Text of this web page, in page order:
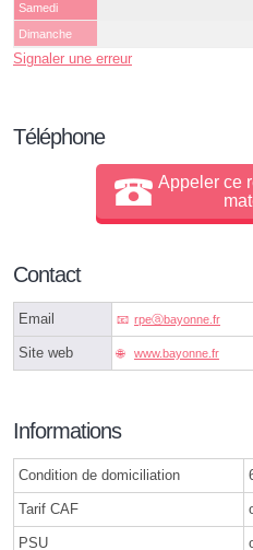
Samedi
Dimanche
Signaler une erreur
Téléphone
Appeler ce
Contact
Email rpeⓐbayonne.fr
Site web www.bayonne.fr
Informations
Condition de domiciliation
Tarif CAF
PSU